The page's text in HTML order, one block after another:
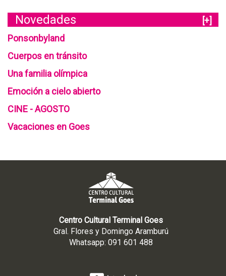
Novedades
[+]
Ponsonbyland
Cuerpos en tránsito
Una familia olímpica
Emoción a cielo abierto
CINE - AGOSTO
Vacaciones en Goes
Centro Cultural Terminal Goes
Gral. Flores y Domingo Aramburú
Whatsapp: 091 601 488